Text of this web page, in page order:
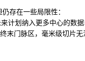
存在一些局限性：
计划纳入更多中心的数据
末门脉区，毫米级切片